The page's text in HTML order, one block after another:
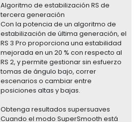
Algoritmo de estabilización RS de
tercera generación
Con la potencia de un algoritmo de
estabilización de última generación, el
RS 3 Pro proporciona una estabilidad
mejorada en un 20 % con respecto al
RS 2, y permite gestionar sin esfuerzo
tomas de ángulo bajo, correr
escenarios o cambiar entre
posiciones altas y bajas.
Obtenga resultados supersuaves
Cuando el modo SuperSmooth está